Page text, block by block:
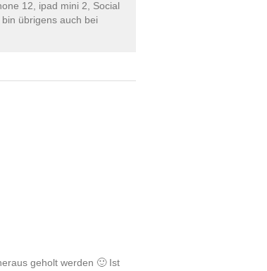
12, ipad mini 2, Social
übrigens auch bei
geholt werden 🙂 Ist